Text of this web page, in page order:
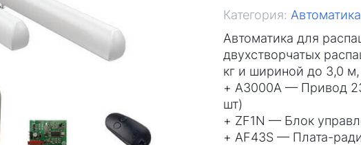
Категория:
Автоматика для
двухстворчатых
кг и шириной до 3,0 м,
+ A3000A — Привод
шт)
+ ZF1N — Блок
+ AF43S — Плата-